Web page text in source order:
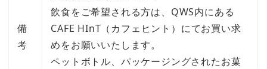
備
考
飲食をご希望される方は、QWS内にある
CAFE HInT（カフェヒント）にてお買い求
めをお願いいたします。
ペットボトル、パッケージングされたお菓